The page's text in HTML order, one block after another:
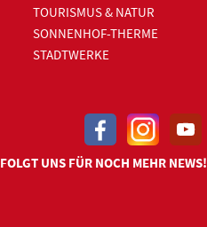
TOURISMUS & NATUR
SONNENHOF-THERME
STADTWERKE
FOLGT UNS FÜR NOCH MEHR NEWS!